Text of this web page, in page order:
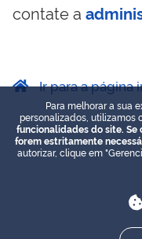
contate a
Ir para a página
Para melhorar a sua
personalizados, utilizamos
funcionalidades do site. Se
forem estritamente
autorizar, clique em